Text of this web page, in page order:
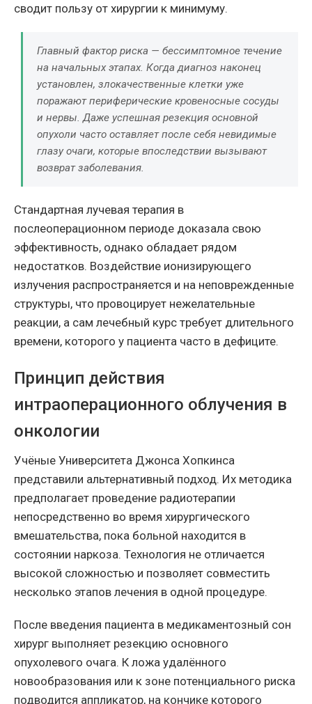
сводит пользу от хирургии к минимуму.
Главный фактор риска — бессимптомное течение
на начальных этапах. Когда диагноз наконец
установлен, злокачественные клетки уже
поражают периферические кровеносные сосуды
и нервы. Даже успешная резекция основной
опухоли часто оставляет после себя невидимые
глазу очаги, которые впоследствии вызывают
возврат заболевания.
Стандартная лучевая терапия в
послеоперационном периоде доказала свою
эффективность, однако обладает рядом
недостатков. Воздействие ионизирующего
излучения распространяется и на неповрежденные
структуры, что провоцирует нежелательные
реакции, а сам лечебный курс требует длительного
времени, которого у пациента часто в дефиците.
Принцип действия
интраоперационного облучения в
онкологии
Учёные Университета Джонса Хопкинса
представили альтернативный подход. Их методика
предполагает проведение радиотерапии
непосредственно во время хирургического
вмешательства, пока больной находится в
состоянии наркоза. Технология не отличается
высокой сложностью и позволяет совместить
несколько этапов лечения в одной процедуре.
После введения пациента в медикаментозный сон
хирург выполняет резекцию основного
опухолевого очага. К ложа удалённого
новообразования или к зоне потенциального риска
подводится аппликатор, на кончике которого